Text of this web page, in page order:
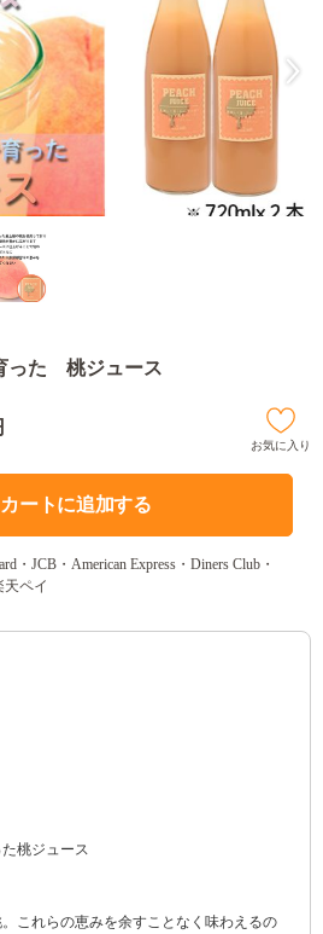
った 桃ジュース
お気に入り
カートに追加する
・JCB・American Express・Diners Club・
天ペイ
桃ジュース
これらの恵みを余すことなく味わえるの